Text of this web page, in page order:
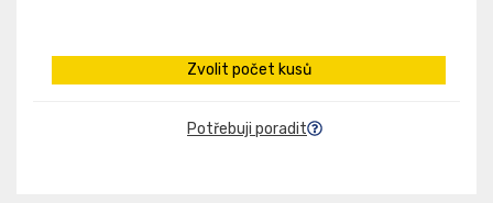
Zvolit počet kusů
Potřebuji poradit